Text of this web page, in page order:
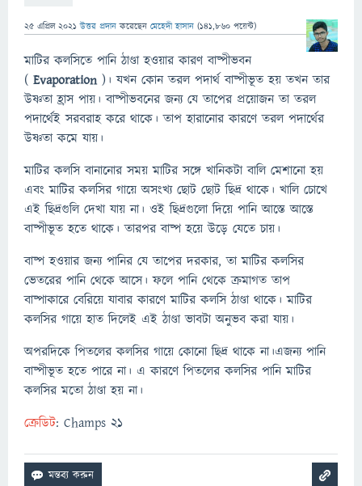
25 এপ্রিল 2021 উত্তর প্রদান করেছেন মেহেদী হাসান (141,860 পয়েন্ট)
মাটির কলসিতে পানি ঠাণ্ডা হওয়ার কারণ বাষ্পীভবন
( Evaporation )। যখন কোন তরল পদার্থ বাষ্পীভূত হয় তখন তার
উষ্ণতা হ্রাস পায়। বাষ্পীভবনের জন্য যে তাপের প্রয়োজন তা তরল
পদার্থেই সরবরাহ করে থাকে। তাপ হারানোর কারণে তরল পদার্থের
উষ্ণতা কমে যায়।
মাটির কলসি বানানোর সময় মাটির সঙ্গে খানিকটা বালি মেশানো হয়
এবং মাটির কলসির গায়ে অসংখ্য ছোট ছোট ছিদ্র থাকে। খালি চোখে
এইছিদ্রগুলি দেখা যায় না। ওই ছিদ্রগুলো দিয়ে পানি আস্তে আস্তে
বাষ্পীভূত হতে থাকে। তারপর বাষ্প হয়ে উড়ে যেতে চায়।
বাষ্প হওয়ার জন্য পানির যে তাপের দরকার, তা মাটির কলসির
ভেতরের পানি থেকে আসে। ফলে পানি থেকে ক্রমাগত তাপ
বাষ্পাকারে বেরিয়ে যাবার কারণে মাটির কলসি ঠাণ্ডা থাকে। মাটির
কলসির গায়ে হাত দিলেই এই ঠাণ্ডা ভাবটা অনুভব করা যায়।
অপরদিকে পিতলের কলসির গায়ে কোনো ছিদ্র থাকে না।এজন্য পানি
বাষ্পীভূত হতে পারে না। এ কারণে পিতলের কলসির পানি মাটির
কলসির মতো ঠাণ্ডা হয় না।
ক্রেডিট: Champs 21